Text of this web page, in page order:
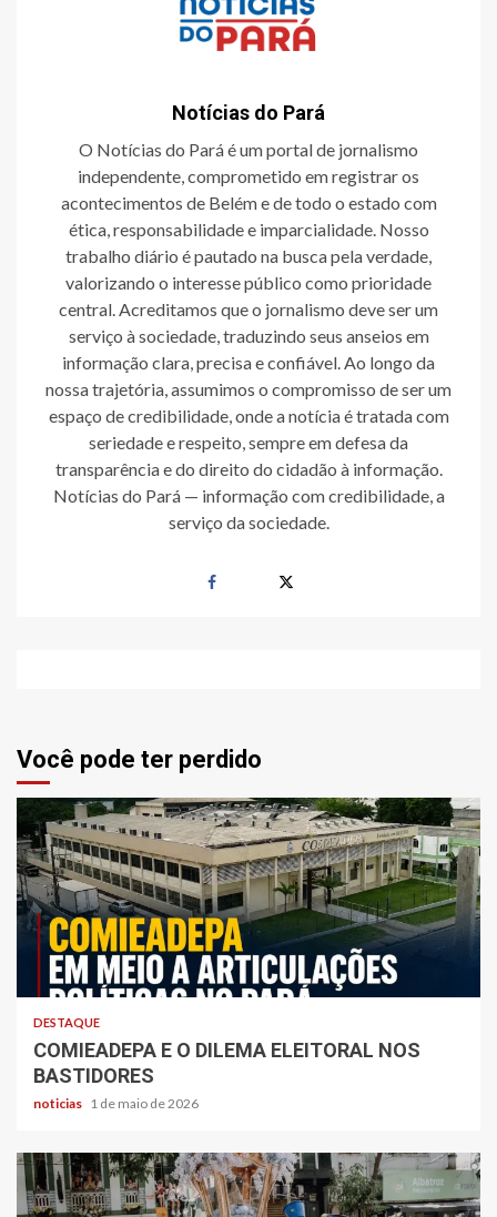
Notícias do Pará
O Notícias do Pará é um portal de jornalismo
independente, comprometido em registrar os
acontecimentos de Belém e de todo o estado com
ética, responsabilidade e imparcialidade. Nosso
trabalho diário é pautado na busca pela verdade,
valorizando o interesse público como prioridade
central. Acreditamos que o jornalismo deve ser um
serviço à sociedade, traduzindo seus anseios em
informação clara, precisa e confiável. Ao longo da
nossa trajetória, assumimos o compromisso de ser um
espaço de credibilidade, onde a notícia é tratada com
seriedade e respeito, sempre em defesa da
transparência e do direito do cidadão à informação.
Notícias do Pará — informação com credibilidade, a
serviço da sociedade.
Você pode ter perdido
DESTAQUE
COMIEADEPA E O DILEMA ELEITORAL NOS
BASTIDORES
noticias 1 de maio de 2026